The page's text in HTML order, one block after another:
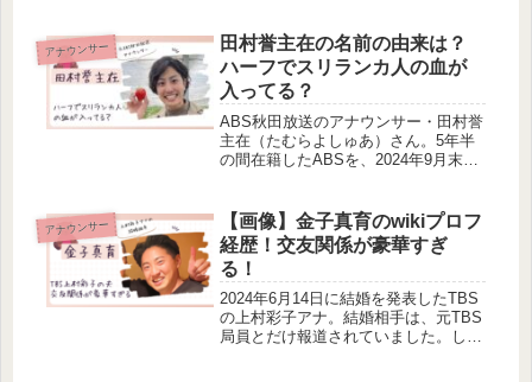
りさんの家族構成について調べまし
た。ご両親は元々ビジネスパーソン
で、...
アナウンサー
田村誉主在の名前の由来は？
ハーフでスリランカ人の血が
入ってる？
ABS秋田放送のアナウンサー・田村誉
主在（たむらよしゅあ）さん。5年半
の間在籍したABSを、2024年9月末で
りませんか？今回は、田村誉主在さん
の名前の由来やハーフなのか調...
アナウンサー
【画像】金子真育のwikiプロフ
経歴！交友関係が豪華すぎ
る！
2024年6月14日に結婚を発表したTBS
の上村彩子アナ。結婚相手は、元TBS
局員とだけ報道されていました。しか